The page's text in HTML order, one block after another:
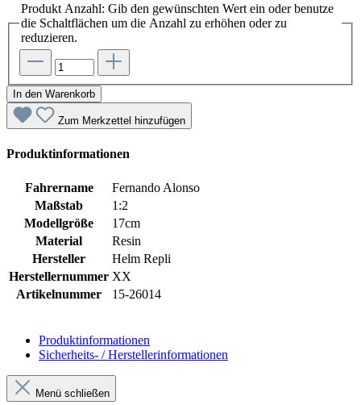
Produkt Anzahl: Gib den gewünschten Wert ein oder benutze
die Schaltflächen um die Anzahl zu erhöhen oder zu
reduzieren.
In den Warenkorb
Zum Merkzettel hinzufügen
Produktinformationen
Fahrername
Fernando Alonso
Maßstab
1:2
Modellgröße
17cm
Material
Resin
Hersteller
Helm Repli
Herstellernummer XX
Artikelnummer
15-26014
Produktinformationen
Sicherheits- / Herstellerinformationen
Menü schließen